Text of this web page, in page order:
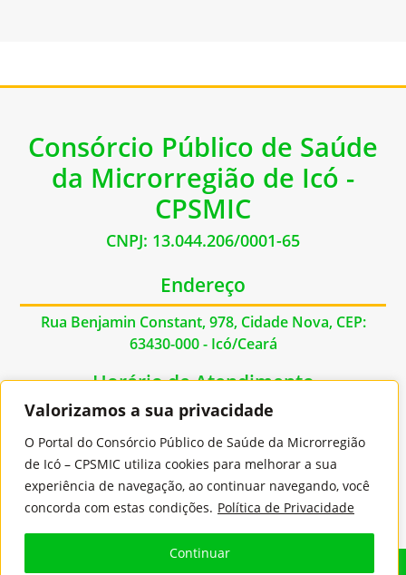
Valorizamos a sua privacidade
O Portal do Consórcio Público de Saúde da Microrregião
de Icó – CPSMIC utiliza cookies para melhorar a sua
experiência de navegação, ao continuar navegando, você
concorda com estas condições. Política de Privacidade
Continuar
Consórcio Público de Saúde
da Microrregião de Icó -
CPSMIC
CNPJ: 13.044.206/0001-65
Endereço
Rua Benjamin Constant, 978, Cidade Nova, CEP:
63430-000 - Icó/Ceará
Horário de Atendimento
De Segunda à Sexta das 07:00hs às 17:00hs
Contato
E-mail: contato@cpsmic.ce.gov.br
© 2026Jooi- Todos os Direitos Reservados